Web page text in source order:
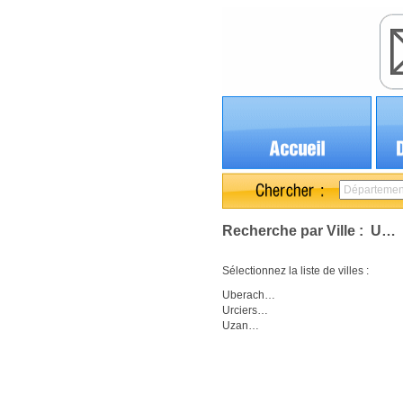
Recherche par Ville : U…
Sélectionnez la liste de villes :
Uberach…
Urciers…
Uzan…